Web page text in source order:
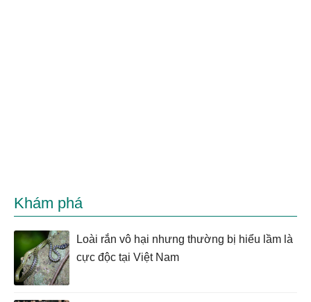
Khám phá
Loài rắn vô hại nhưng thường bị hiểu lầm là
cực độc tại Việt Nam